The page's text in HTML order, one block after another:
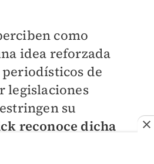
como
idea reforzada
de
legislaciones
su
reconoce dicha